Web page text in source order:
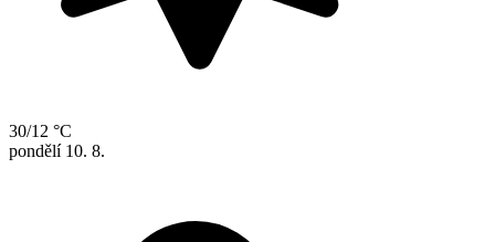
30/12 °C
pondělí 10. 8.